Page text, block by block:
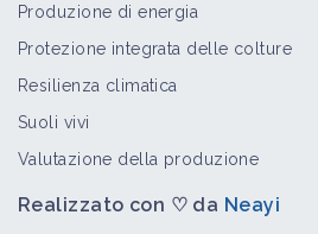
Produzione di energia
Protezione integrata delle colture
Resilienza climatica
Suoli vivi
Valutazione della produzione
Realizzato con ♡ da Neayi